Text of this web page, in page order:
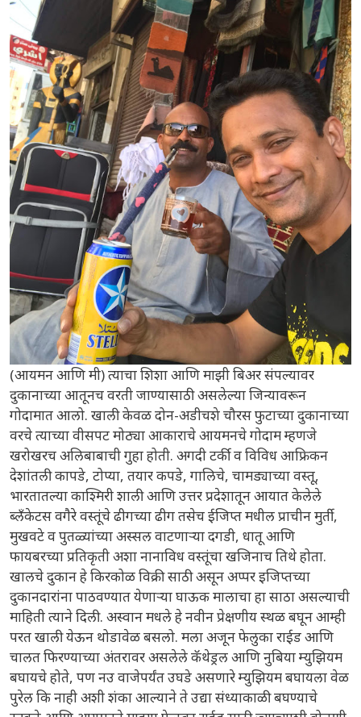
(आयमन आणि मी) त्याचा शिशा आणि माझी बिअर संपल्यावर
दुकानाच्या आतूनच वरती जाण्यासाठी असलेल्या जिन्यावरून
गोदामात आलो. खाली केवळ दोन-अडीचशे चौरस फुटाच्या दुकानाच्या
वरचे त्याच्या वीसपट मोठ्या आकाराचे आयमनचे गोदाम म्हणजे
खरोखरच अलिबाबाची गुहा होती. अगदी टर्की व विविध आफ्रिकन
देशांतली कापडे, टोप्या, तयार कपडे, गालिचे, चामड्याच्या वस्तू,
भारतातल्या काश्मिरी शाली आणि उत्तर प्रदेशातून आयात केलेले
ब्लँकेटस वगैरे वस्तूंचे ढीगच्या ढीग तसेच ईजिप्त मधील प्राचीन मुर्ती,
मुखवटे व पुतळ्यांच्या अस्सल वाटणाऱ्या दगडी, धातू आणि
फायबरच्या प्रतिकृती अशा नानाविध वस्तूंचा खजिनाच तिथे होता.
खालचे दुकान हे किरकोळ विक्री साठी असून अप्पर इजिप्तच्या
दुकानदारांना पाठवण्यात येणाऱ्या घाऊक मालाचा हा साठा असल्याची
माहिती त्याने दिली. अस्वान मधले हे नवीन प्रेक्षणीय स्थळ बघून आम्ही
परत खाली येऊन थोडावेळ बसलो. मला अजून फेलुका राईड आणि
चालत फिरण्याच्या अंतरावर असलेले कॅथेड्रल आणि नुबिया म्युझियम
बघायचे होते, पण नउ वाजेपर्यंत उघडे असणारे म्युझियम बघायला वेळ
पुरेल कि नाही अशी शंका आल्याने ते उद्या संध्याकाळी बघण्याचे